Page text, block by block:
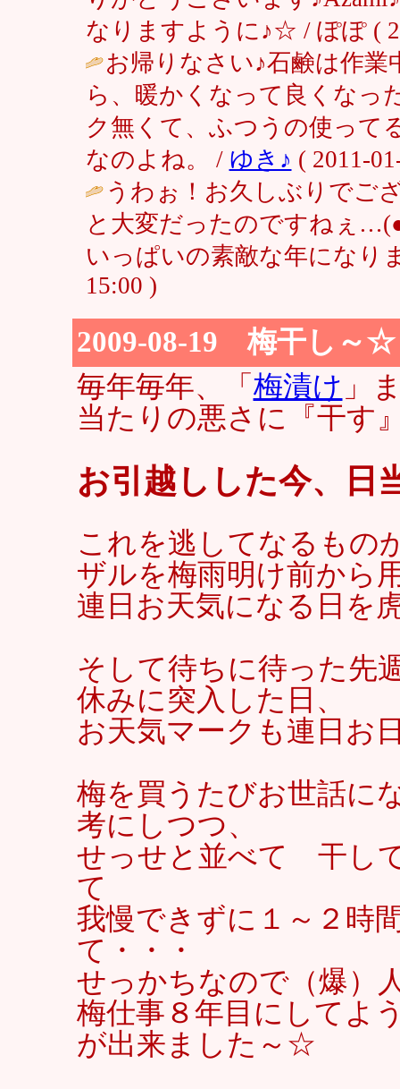
なりますように♪☆ / ぽぽ (
お帰りなさい♪石鹸は作
ら、暖かくなって良くなっ
ク無くて、ふつうの使って
なのよね。 / ゆき♪ ( 2011-
うわぉ！お久しぶりでご
と大変だったのですねぇ
いっぱいの素敵な年にな
15:00 )
2009-08-19 梅干し～☆
毎年毎年、「 梅漬け 」
当たりの悪さに『干す
お引越しした今、日
これを逃してなるもの
ザルを梅雨明け前から
連日お天気になる日を
そして待ちに待った先
休みに突入した日、
お天気マークも連日お
梅を買うたびお世話に
考にしつつ、
せっせと並べて 干し
て
我慢できずに１～２時
て・・・
せっかちなので（爆）
梅仕事８年目にしてよ
が出来ました～☆